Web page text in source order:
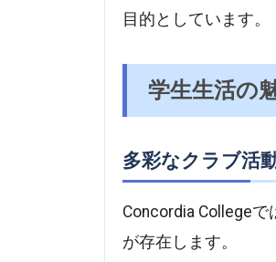
目的としています。
学生生活の
多彩なクラブ活
Concordia College
が存在します。